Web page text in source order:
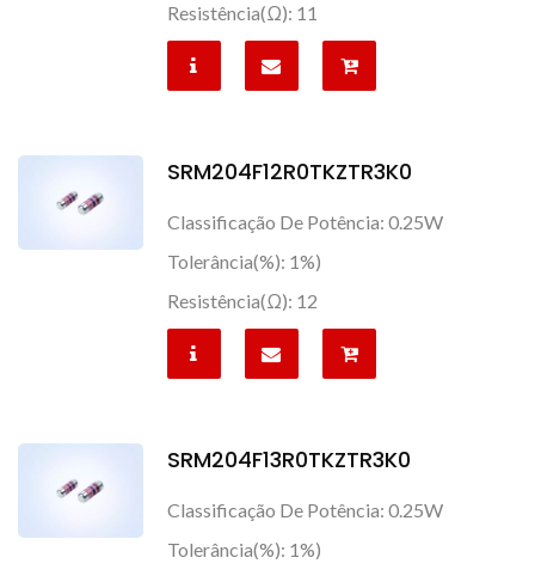
Resistência(Ω): 11
SRM204F12R0TKZTR3K0
Classificação De Potência: 0.25W
Tolerância(%): 1%)
Resistência(Ω): 12
SRM204F13R0TKZTR3K0
Classificação De Potência: 0.25W
Tolerância(%): 1%)